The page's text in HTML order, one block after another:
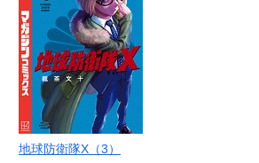
地球防衛隊X（3）